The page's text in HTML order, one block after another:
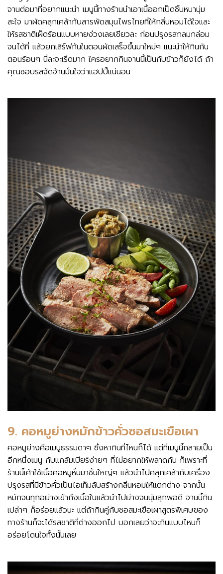
จานต่อมาที่อยากแนะนำ เมนูนี้ทางร้านนำเอาเนื้ออกเป็ดชิ้นหนานุ่ม
สะใจ มาผัดคลุกเคล้ากับสารพัดสมุนไพรไทยที่ให้กลิ่นหอมได้ใจและ
ให้รสชาติเผ็ดร้อนแบบหายง่วงเลยเชียวละ ก่อนปรุงรสกลมกล่อม
จนได้ที่ แล้วยกเสิร์ฟกันในตอนผัดเสร็จขึ้นมาใหม่ๆ แนะนำให้กินกัน
ตอนร้อนๆ นี่ละจะเริ่ดมาก ใครอยากกินจานนี้เป็นกับข้าวก็ยังได้ ถ้า
คุณชอบรสจัดจ้านมั่นใจว่าแฮปปี้แน่นอน
9. คอหมูย่างหมักข้าวคั่วซอสมะเขือเผา
คอหมูย่างคือเมนูธรรมดาๆ ซึ่งหากินที่ไหนก็ได้ แต่ที่เมนูนี้กลายเป็น
อีกหนึ่งเมนู กับแกล้มเบียร์ง่ายๆ ที่ไม่อยากให้พลาดกัน ก็เพราะที่
ร้านนี้เค้าใช้เนื้อคอหมูหั่นมาชิ้นใหญ่ๆ แล้วนำไปคลุกเคล้ากับเครื่อง
ปรุงรสที่มีข้าวคั่วเป็นไอเท็มลับสร้างกลิ่นหอมให้แตกต่าง จากนั้น
หมักจนทุกอย่างเข้าถึงเนื้อในแล้วนำไปย่างจนนุ่มสุกพอดี จานนี้กิน
เปล่าๆ ก็อร่อยแล้วนะ แต่ถ้ากินคู่กับซอสมะเขือเผาสูตรพิเศษของ
ทางร้านก็จะได้รสชาติที่ต่างออกไป บอกเลยว่าจะกินแบบไหนก็
อร่อยโดนใจทั้งนั้นเลย